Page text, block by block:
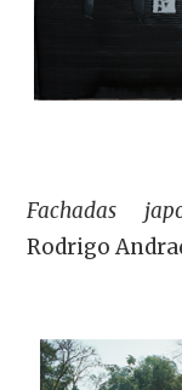
Fachadas
Rodrigo